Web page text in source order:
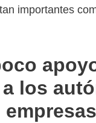
importantes
los
empresas